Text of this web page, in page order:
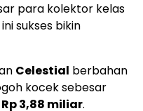
para kolektor kelas
sukses bikin
Celestial berbahan
kocek sebesar
Rp 3,88 miliar.